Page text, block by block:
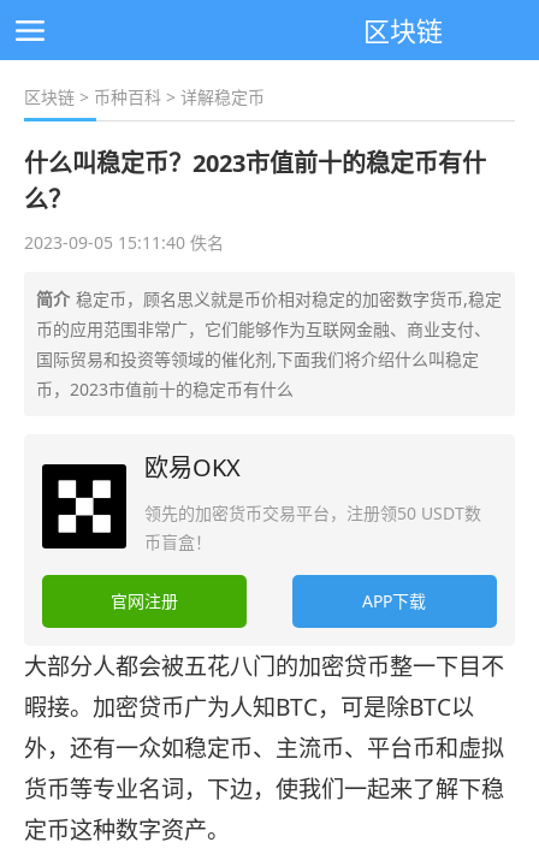
区块链
区块链 > 币种百科 > 详解稳定币
什么叫稳定币？2023市值前十的稳定币有什
么？
2023-09-05 15:11:40 佚名
简介 稳定币，顾名思义就是币价相对稳定的加密数字货币,稳定
币的应用范围非常广，它们能够作为互联网金融、商业支付、
国际贸易和投资等领域的催化剂,下面我们将介绍什么叫稳定
币，2023市值前十的稳定币有什么
欧易OKX
领先的加密货币交易平台，注册领50 USDT数
币盲盒！
官网注册 APP下载
大部分人都会被五花八门的加密贷币整一下目不
暇接。加密贷币广为人知BTC，可是除BTC以
外，还有一众如稳定币、主流币、平台币和虚拟
货币等专业名词，下边，使我们一起来了解下稳
定币这种数字资产。